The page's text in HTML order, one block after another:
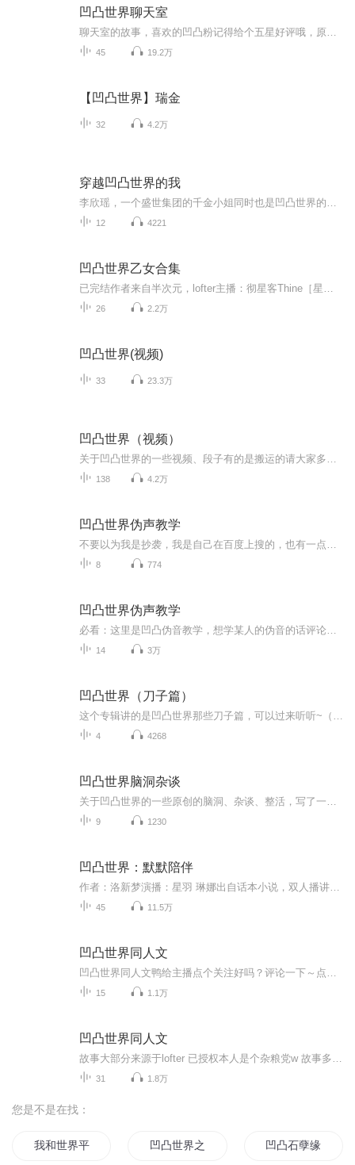
凹凸世界聊天室
45 19.2万
【凹凸世界】瑞金
32 4.2万
穿越凹凸世界的我
12 4221
凹凸世界乙女合集
26 2.2万
凹凸世界(视频)
33 23.3万
凹凸世界（视频）
138 4.2万
凹凸世界伪声教学
8 774
凹凸世界伪声教学
14 3万
凹凸世界（刀子篇）
4 4268
凹凸世界脑洞杂谈
9 1230
凹凸世界：默默陪伴
45 11.5万
凹凸世界同人文
15 1.1万
凹凸世界同人文
31 1.8万
您是不是在找：
我和世界平行与凹凸 凹凸世界之嘉德伊利 凹凸石孽缘传说